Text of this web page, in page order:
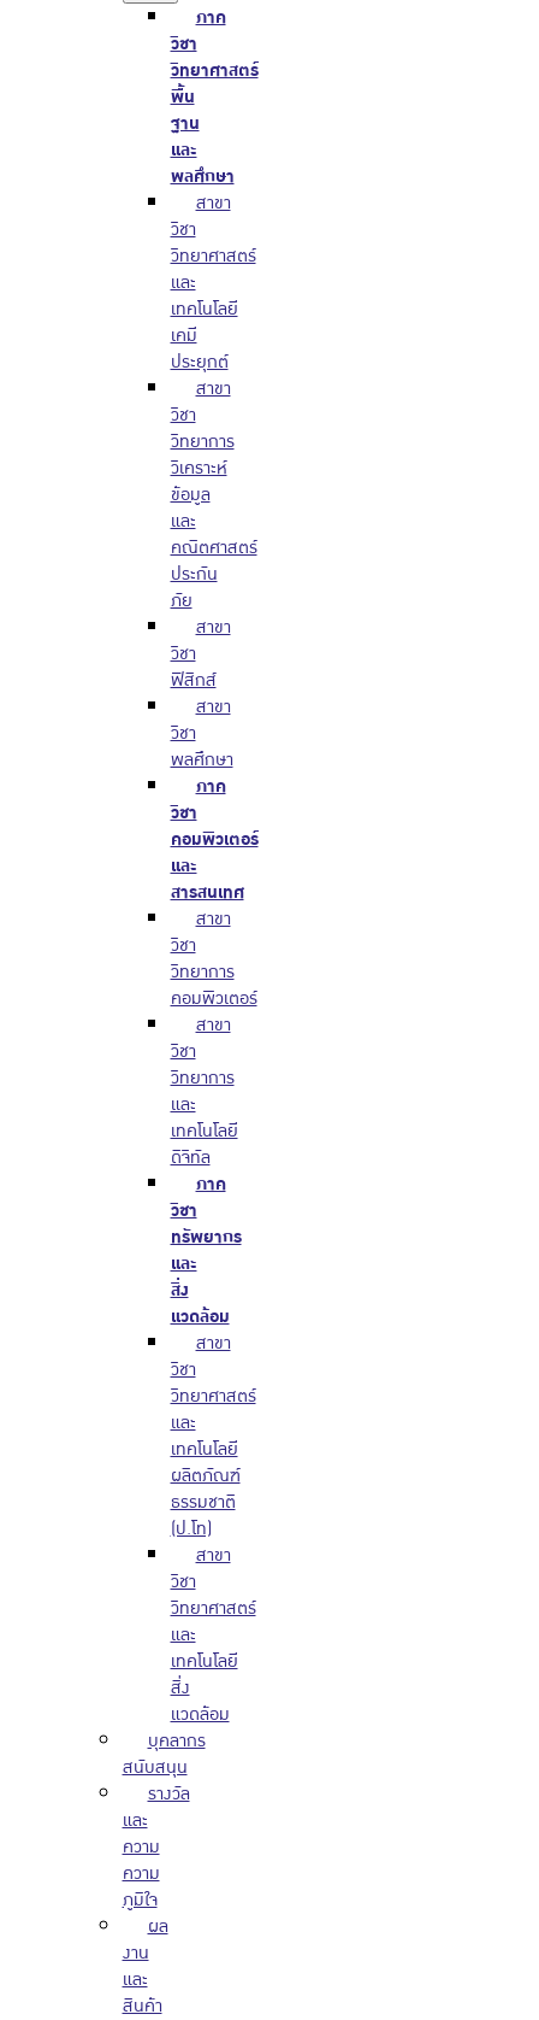
ภาค
วิชา
วิทยาศาสตร์
พื้น
ฐาน
และ
พลศึกษา
สาขา
วิชา
วิทยาศาสตร์
และ
เทคโนโลยี
เคมี
ประยุกต์
สาขา
วิชา
วิทยาการ
วิเคราะห์
ข้อมูล
และ
คณิตศาสตร์
ประกัน
ภัย
สาขา
วิชา
ฟิสิกส์
สาขา
วิชา
พลศึกษา
ภาค
วิชา
คอมพิวเตอร์
และ
สารสนเทศ
สาขา
วิชา
วิทยาการ
คอมพิวเตอร์
สาขา
วิชา
วิทยาการ
และ
เทคโนโลยี
ดิจิทัล
ภาค
วิชา
ทรัพยากร
และ
สิ่ง
แวดล้อม
สาขา
วิชา
วิทยาศาสตร์
และ
เทคโนโลยี
ผลิตภัณฑ์
ธรรมชาติ
(ป.โท)
สาขา
วิชา
วิทยาศาสตร์
และ
เทคโนโลยี
สิ่ง
แวดล้อม
บุคลากร
สนับสนุน
รางวัล
และ
ความ
ความ
ภูมิใจ
ผล
งาน
และ
สินค้า